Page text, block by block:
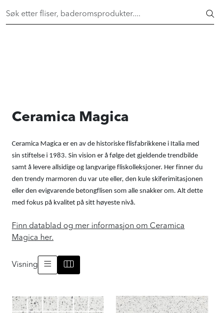
FAST LAVPRIS på en rekke fliser og baderomsprodukter. Shop
Ceramica Magica
Ceramica Magica er en av de historiske flisfabrikkene i Italia med
sin stiftelse i 1983. Sin vision er å følge det gjeldende trendbilde
samt å levere allsidige og langvarige fliskolleksjoner. Her finner du
den trendy marmoren du var ute eller, den kule skiferimitasjonen
eller den evigvarende betongflisen som alle snakker om. Alt dette
med fokus på kvalitet på sitt høyeste nivå.
Finn datablad og mer informasjon om Ceramica
Magica her.
Visning
INSPIRASJON
Lenker
Butikker
Proff
Prosjekt
Still et spørsmål
Favoritter (0)